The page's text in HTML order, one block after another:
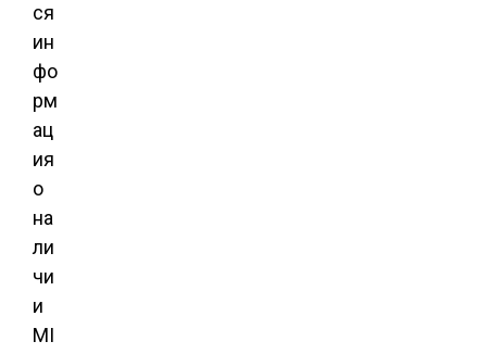
ся
ин
фо
рм
ац
ия
о
на
ли
чи
и
MI